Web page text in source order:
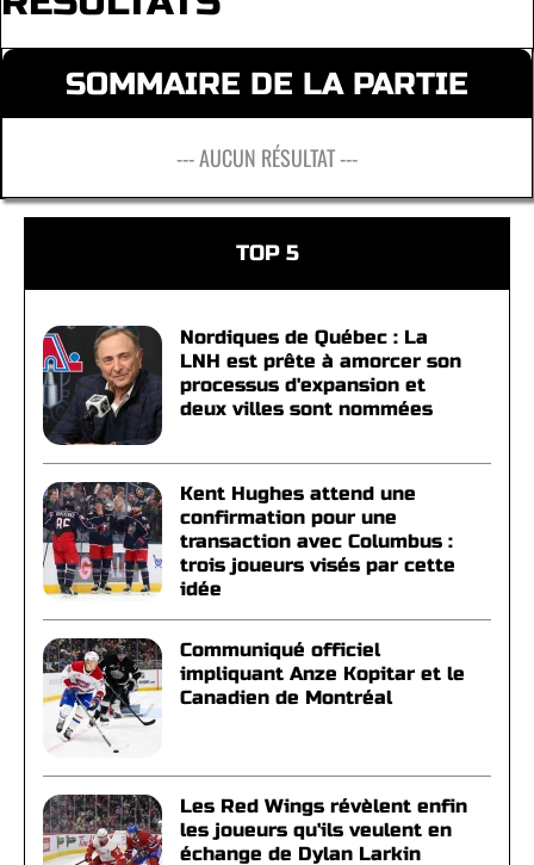
SOMMAIRE DE LA PARTIE
--- AUCUN RÉSULTAT ---
TOP 5
Nordiques de Québec : La
LNH est prête à amorcer son
processus d'expansion et
deux villes sont nommées
Kent Hughes attend une
confirmation pour une
transaction avec Columbus :
trois joueurs visés par cette
idée
Communiqué officiel
impliquant Anze Kopitar et le
Canadien de Montréal
Les Red Wings révèlent enfin
les joueurs qu'ils veulent en
échange de Dylan Larkin